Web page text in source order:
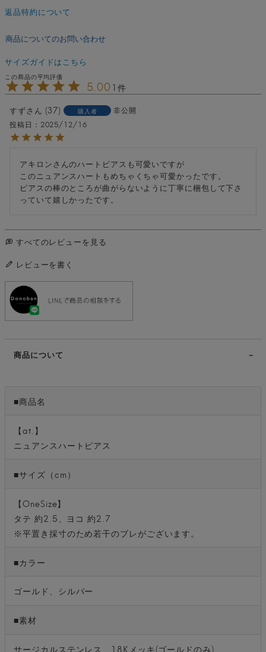
返品特約について
商品についてのお問い合わせ
サイズガイドはこちら
5.001
すず 37 購入者
非公開
投稿日
2025/12/16
アキロンさんのハートピアスも可愛いですが
このニュアンスハートもめちゃくちゃ可愛かったです。
ピアスの棒のところが曲がらないように丁寧に梱包して下さ
っていて嬉しかったです。
すべてのレビューを見る
レビューを書く
商品について
■商品名
【at.】
ニュアンスハートピアス
■サイズ（cm）
【OneSize】
タテ 約2.5、ヨコ 約2.7
※平置き採寸のため若干のブレがございます。
■カラー
ゴールド、シルバー
■素材
サージカルステンレス、18Kメッキ(ゴールドのみ)